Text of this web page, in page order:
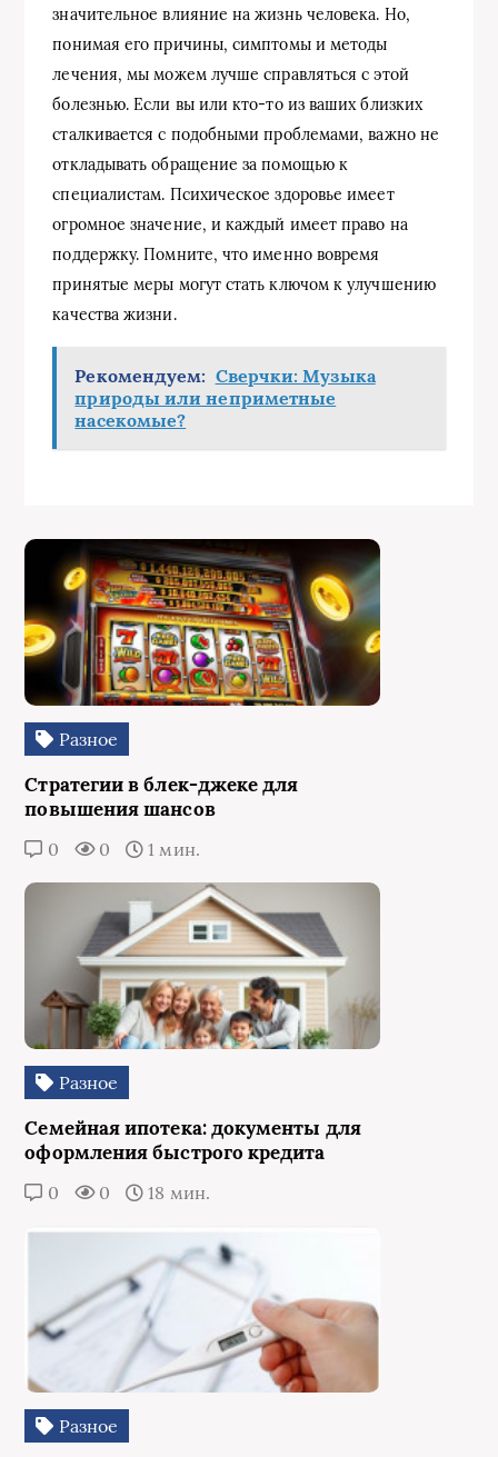
значительное влияние на жизнь человека. Но,
понимая его причины, симптомы и методы
лечения, мы можем лучше справляться с этой
болезнью. Если вы или кто-то из ваших близких
сталкивается с подобными проблемами, важно не
откладывать обращение за помощью к
специалистам. Психическое здоровье имеет
огромное значение, и каждый имеет право на
поддержку. Помните, что именно вовремя
принятые меры могут стать ключом к улучшению
качества жизни.
Рекомендуем: Сверчки: Музыка
природы или неприметные
насекомые?
Разное
Стратегии в блек-джеке для
повышения шансов
0 0 1 мин.
Разное
Семейная ипотека: документы для
оформления быстрого кредита
0 0 18 мин.
Разное